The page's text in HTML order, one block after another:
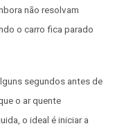
não resolvam
o carro fica parado
segundos antes de
o ar quente
o ideal é iniciar a